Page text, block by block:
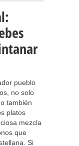
pueblo
no solo
también
platos
mezcla
que
Si